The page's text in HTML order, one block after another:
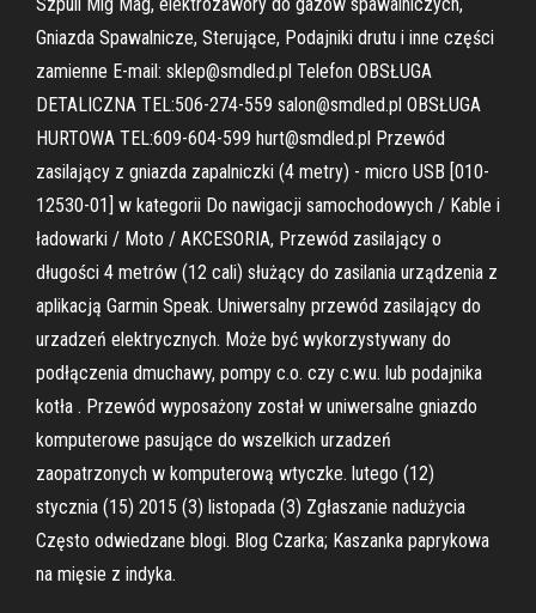
Gniazda Spawalnicze, Sterujące, Podajniki drutu i inne części
zamienne E-mail: sklep@smdled.pl Telefon OBSŁUGA
DETALICZNA TEL:506-274-559 salon@smdled.pl OBSŁUGA
HURTOWA TEL:609-604-599 hurt@smdled.pl Przewód
zasilający z gniazda zapalniczki (4 metry) - micro USB [010-
12530-01] w kategorii Do nawigacji samochodowych / Kable i
ładowarki / Moto / AKCESORIA, Przewód zasilający o
długości 4 metrów (12 cali) służący do zasilania urządzenia z
aplikacją Garmin Speak. Uniwersalny przewód zasilający do
urzadzeń elektrycznych. Może być wykorzystywany do
podłączenia dmuchawy, pompy c.o. czy c.w.u. lub podajnika
kotła . Przewód wyposażony został w uniwersalne gniazdo
komputerowe pasujące do wszelkich urzadzeń
zaopatrzonych w komputerową wtyczke. lutego (12)
stycznia (15) 2015 (3) listopada (3) Zgłaszanie nadużycia
Często odwiedzane blogi. Blog Czarka; Kaszanka paprykowa
na mięsie z indyka.